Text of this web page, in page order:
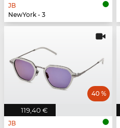
JB
NewYork - 3
119,40 €
40 %
JB